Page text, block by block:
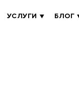
УСЛУГИ БЛОГ